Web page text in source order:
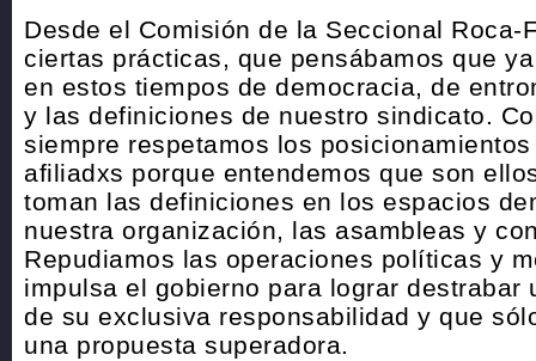
Desde el Comisión de la Seccional Roca-
ciertas prácticas, que pensábamos que
en estos tiempos de democracia, de
y las definiciones de nuestro sindicato.
siempre respetamos los
afiliadxs porque entendemos que son
toman las definiciones en los espacios
nuestra organización, las asambleas y
Repudiamos las operaciones políticas y
impulsa el gobierno para lograr destrabar
de su exclusiva responsabilidad y que
una propuesta superadora.